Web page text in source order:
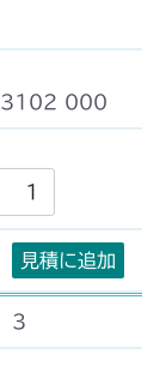
000
見積に追加
3